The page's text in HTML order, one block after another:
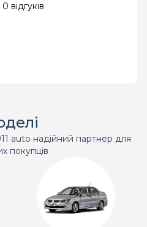
0 відгуків
auto надійний партнер для
покупців